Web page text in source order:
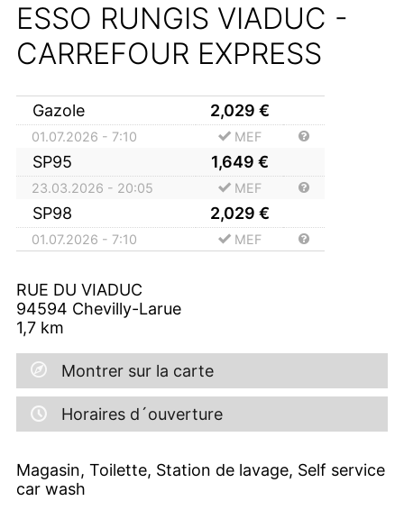
ESSO RUNGIS VIADUC -
CARREFOUR EXPRESS
Gazole 2,029 €
01.07.2026 - 7:10 MEF
SP95 1,649 €
23.03.2026 - 20:05 MEF
SP98 2,029 €
01.07.2026 - 7:10 MEF
RUE DU VIADUC
94594 Chevilly-Larue
1,7 km
Montrer sur la carte
Horaires d´ouverture
Magasin, Toilette, Station de lavage, Self service
car wash